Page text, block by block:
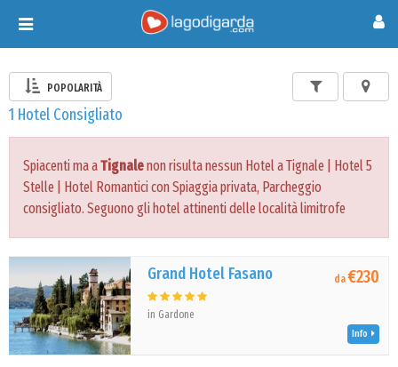
Toggle
navigation
POPOLARITÀ
1 Hotel Consigliato
Spiacenti ma aTignalenon risulta nessun Hotel a Tignale | Hotel 5
Stelle | Hotel Romantici con Spiaggia privata, Parcheggio
consigliato. Seguono gli hotel attinenti delle località limitrofe
Grand Hotel Fasano
in Gardone
da€230
Info